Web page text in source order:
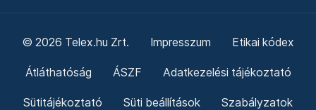
© 2026 Telex.hu Zrt. Impresszum Etikai kódex
Átláthatóság ÁSZF Adatkezelési tájékoztató
Sütitájékoztató Süti beállítások Szabályzatok